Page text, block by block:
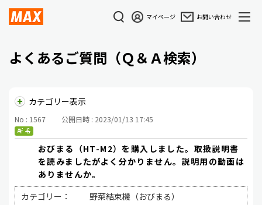
マイページ お問い合わせ
よくあるご質問（Ｑ＆Ａ検索）
カテゴリー表示
No : 1567 公開日時 : 2023/01/13 17:45
おびまる（HT-M2）を購入しました。取扱説明書
を読みましたがよく分かりません。説明用の動画は
ありませんか。
カテゴリー：
野菜結束機（おびまる）